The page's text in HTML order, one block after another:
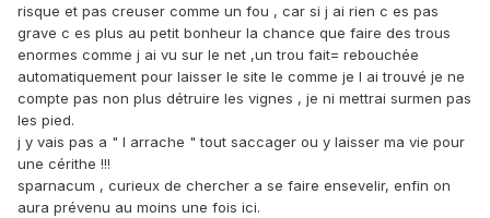
risque et pas creuser comme un fou , car si j ai rien c es pas
grave c es plus au petit bonheur la chance que faire des trous
enormes comme j ai vu sur le net ,un trou fait= rebouchée
automatiquement pour laisser le site le comme je l ai trouvé je ne
compte pas non plus détruire les vignes , je ni mettrai surmen pas
les pied.
j y vais pas a " l arrache " tout saccager ou y laisser ma vie pour
une cérithe !!!
sparnacum , curieux de chercher a se faire ensevelir, enfin on
aura prévenu au moins une fois ici.